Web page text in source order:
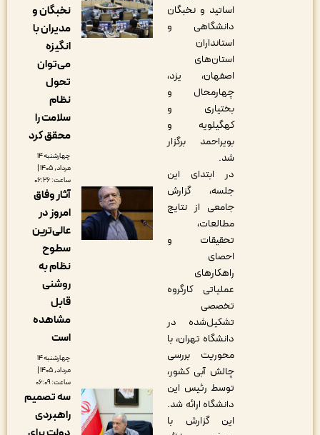
اساتید و نخبگان
دانشگاهی و
استانداران
استان‌های
اصفهان، یزد،
چهارمحال و
بختیاری و
کهگیلویه و
بویراحمد برگزار
در ابتدای این
جلسه، گزارش
جامعی از نتایج
مطالعات،
تحقیقات و
راهکارهای
عملیاتی کارگروه
تخصصی
تشکیل‌شده در
دانشگاه تهران، با
محوریت بررسی
چالش آبی کشور،
توسط رئیس این
دانشگاه ارائه شد.
این گزارش با
نخبگان و
مدیران با
می‌توان
سلامت را
محقق کرد
چهارشنبه ۱۴
مرداد, ۱۴۰۵ |
آثار وفاق
امروز در
عالی‌ترین
نظام به
مشاهده
چهارشنبه ۱۴
مرداد, ۱۴۰۵ |
سه تصمیم
راهبردی